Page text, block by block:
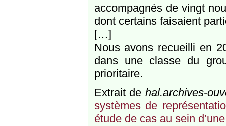
accompagnés de vingt
dont certains faisaient
[…]
Nous avons recueilli en
dans une classe du
prioritaire.
Extrait dehal.archives-
systèmes de
étude de cas au sein